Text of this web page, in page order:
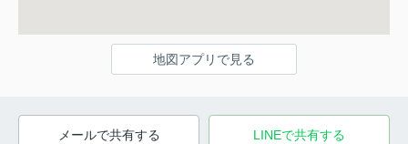
地図アプリで見る
メールで共有する LINEで共有する